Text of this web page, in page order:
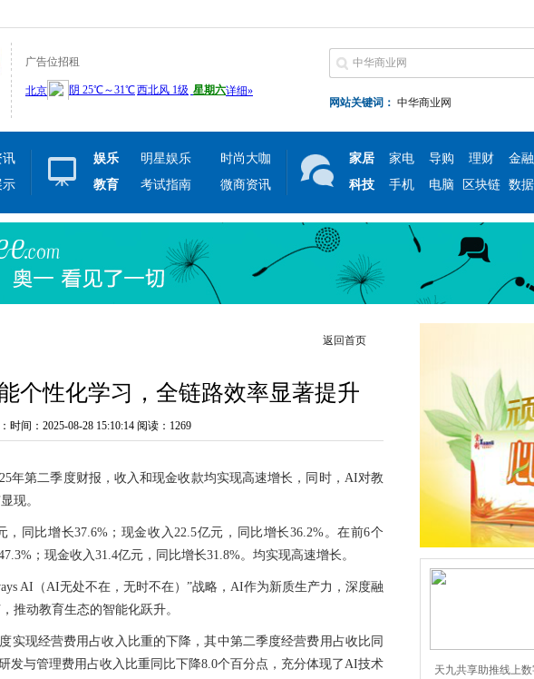
广告位招租
网站关键词： 中华商业网
讯
示
娱乐 明星娱乐
时尚大咖
教育
考试指南 微商资讯
家居 家电 导购 理财
金融
科技
手机 电脑 区块链 数据
返回首页
个性化学习，全链路效率显著提升
时间：2025-08-28 15:10:14 阅读：1269
第二季度财报，收入和现金收款均实现高速增长，同时，AI对教
现。
，同比增长37.6%；现金收入22.5亿元，同比增长36.2%。在前6个
；现金收入31.4亿元，同比增长31.8%。均实现高速增长。
AI（AI无处不在，无时不在）”战略，AI作为新质生产力，深度融
推动教育生态的智能化跃升。
实现经营费用占收入比重的下降，其中第二季度经营费用占收比同
发与管理费用占收入比重同比下降8.0个百分点，充分体现了AI技术
天九共享助推线上数